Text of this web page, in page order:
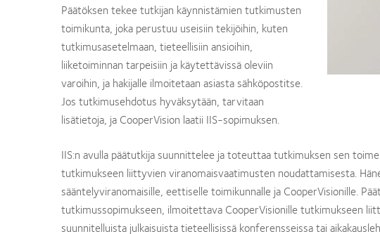
Päätöksen tekee tutkijan käynnistämien tutkimusten
toimikunta, joka perustuu useisiin tekijöihin, kuten
tutkimusasetelmaan, tieteellisiin ansioihin,
liiketoiminnan tarpeisiin ja käytettävissä oleviin
varoihin, ja hakijalle ilmoitetaan asiasta sähköpostitse.
Jos tutkimusehdotus hyväksytään, tarvitaan
lisätietoja, ja CooperVision laatii IIS-sopimuksen.
IIS:n avulla päätutkija suunnittelee ja toteuttaa tutkimuksen sen
tutkimukseen liittyvien viranomaisvaatimusten noudattamisesta.
sääntelyviranomaisille, eettiselle toimikunnalle ja CooperVisionille.
tutkimussopimukseen, ilmoitettava CooperVisionille tutkimukseen
suunnitelluista julkaisuista tieteellisissä konferensseissa tai